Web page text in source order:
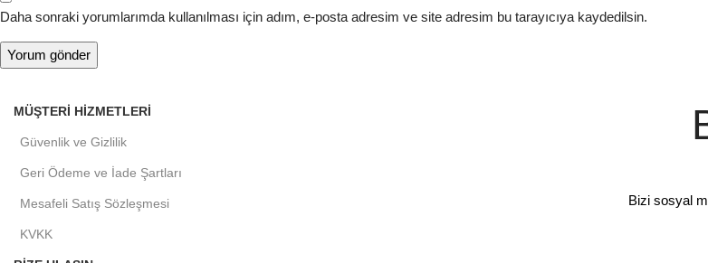
Daha sonraki yorumlarımda kullanılması için adım, e-posta adresim ve site adresim bu tarayıcıya kaydedilsin.
MÜŞTERI HIZMETLERI
Güvenlik ve Gizlilik
Geri Ödeme ve İade Şartları
Mesafeli Satış Sözleşmesi
KVKK
Bizi sosyal